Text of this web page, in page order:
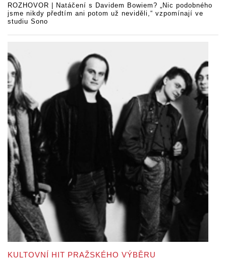
ROZHOVOR | Natáčení s Davidem Bowiem? „Nic podobného
jsme nikdy předtím ani potom už neviděli,“ vzpomínají ve
studiu Sono
KULTOVNÍ HIT PRAŽSKÉHO VÝBĚRU